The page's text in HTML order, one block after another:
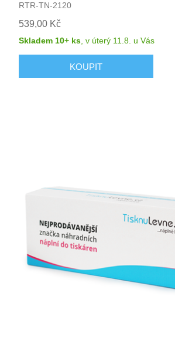
RTR-TN-2120
539,00 Kč
Skladem 10+ ks,v úterý 11.8. u Vás